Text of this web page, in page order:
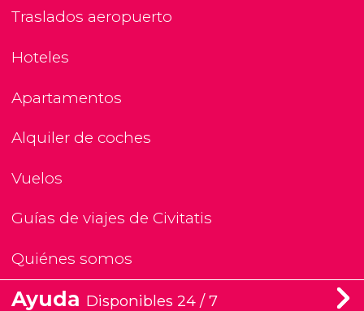
Traslados aeropuerto
Hoteles
Apartamentos
Alquiler de coches
Vuelos
Guías de viajes de Civitatis
Quiénes somos
Ayuda Disponibles 24 / 7